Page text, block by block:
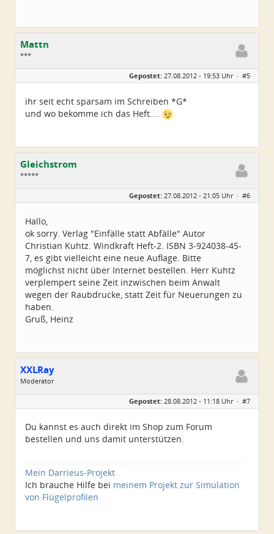
Mattn
***
Geschlecht:
keine Angabe
Dabei seit:
01 / 2009
Gepostet: 27.08.2012 - 19:53 Uhr · #5
ihr seit echt sparsam im Schreiben *G*
und wo bekomme ich das Heft....
Gleichstrom
*****
Beiträge:
258
Gepostet: 27.08.2012 - 21:05 Uhr · #6
Hallo,
ok sorry. Verlag "Einfälle statt Abfälle" Autor
Christian Kuhtz. Windkraft Heft-2. ISBN 3-924038-45-
7, es gibt vielleicht eine neue Auflage. Bitte
möglichst nicht über Internet bestellen. Herr Kuhtz
verplempert seine Zeit inzwischen beim Anwalt
wegen der Raubdrucke, statt Zeit für Neuerungen zu
haben.
Gruß, Heinz
XXLRay
Moderator
Geschlecht:
keine Angabe
Süd-Niedersachsen
Homepage:
xxlray.bplaced.net
Dabei seit:
11 / 2007
Gepostet: 28.08.2012 - 11:18 Uhr · #7
Du kannst es auch direkt im Shop zum Forum
bestellen und uns damit unterstützen.
Mein Darrieus-Projekt
Ich brauche Hilfe bei meinem Projekt zur Simulation
von Flügelprofilen